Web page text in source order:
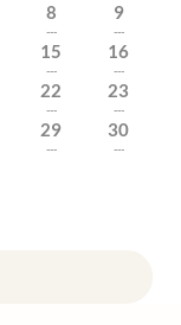
8
---
9
---
15
---
16
---
22
---
23
---
29
---
30
---